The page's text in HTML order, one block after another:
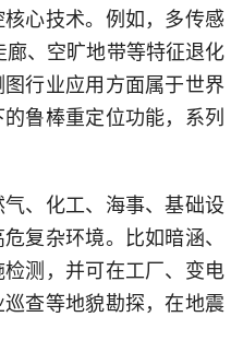
心技术。例如，多传感
、空旷地带等特征退化
行业应用方面属于世界
鲁棒重定位功能，系列
、化工、海事、基础设
复杂环境。比如暗涵、
测，并可在工厂、变电
查等地貌勘探，在地震